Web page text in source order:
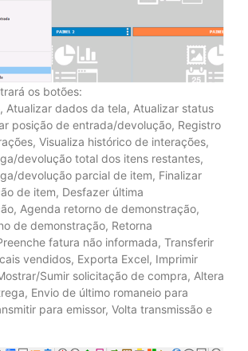
os botões:
Atualizar dados da tela, Atualizar status
posição de entrada/devolução, Registro
Visualiza histórico de interações,
devolução total dos itens restantes,
devolução parcial de item, Finalizar
de item, Desfazer última
Agenda retorno de demonstração,
de demonstração, Retorna
fatura não informada, Transferir
vendidos, Exporta Excel, Imprimir
Sumir solicitação de compra, Altera
Envio de último romaneio para
para emissor, Volta transmissão e